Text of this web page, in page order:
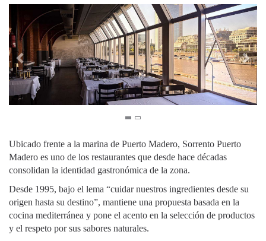
Ubicado frente a la marina de Puerto Madero, Sorrento Puerto
Madero es uno de los restaurantes que desde hace décadas
consolidan la identidad gastronómica de la zona.
Desde 1995, bajo el lema “cuidar nuestros ingredientes desde su
origen hasta su destino”, mantiene una propuesta basada en la
cocina mediterránea y pone el acento en la selección de productos
y el respeto por sus sabores naturales.